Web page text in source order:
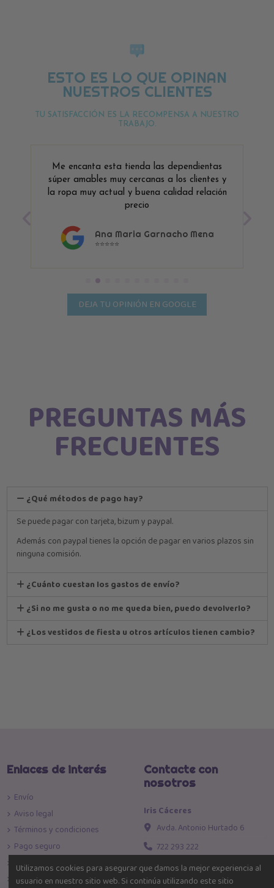
ESTO ES LO QUE OPINAN
NUESTROS CLIENTES
TU SATISFACCIÓN ES LA RECOMPENSA A NUESTRO
TRABAJO.
Me encanta esta tienda las dependientas
súper amables muy cercanas a los clientes y
la ropa muy actual y buena calidad relación
precio
Ana Maria Garnacho Mena
⭐⭐⭐⭐⭐
DEJA TU OPINIÓN EN GOOGLE
PREGUNTAS MÁS
FRECUENTES
¿Qué métodos de pago hay?
Se puede pagar con tarjeta, bizum y paypal.
Además con paypal tienes la opción de pagar en varios plazos sin
ninguna comisión.
¿Cuánto cuestan los gastos de envío?
¿Si no me gusta o no me queda bien, puedo devolverlo?
¿Los vestidos de fiesta u otros artículos tienen cambio?
Enlaces de interés
Envío
Aviso legal
Términos y condiciones
Pago seguro
Política de devoluciones
Política de Privacidad
Contacte con
nosotros
Iris Cáceres
Avda. Antonio Hurtado 6
722 293 222
info@iriscaceres.com
Toda la moda al mejor precio!
Utilizamos cookies para asegurar que damos la mejor experiencia al
usuario en nuestro sitio web. Si continúa utilizando este sitio